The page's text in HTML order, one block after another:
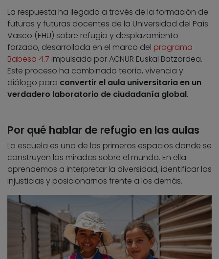
La respuesta ha llegado a través de la formación de
futuros y futuras docentes de la Universidad del País
Vasco (EHU) sobre refugio y desplazamiento
forzado, desarrollada en el marco del programa
Babesa 4.7 impulsado por ACNUR Euskal Batzordea.
Este proceso ha combinado teoría, vivencia y
diálogo para convertir el aula universitaria en un
verdadero laboratorio de ciudadanía global.
Por qué hablar de refugio en las aulas
La escuela es uno de los primeros espacios donde se
construyen las miradas sobre el mundo. En ella
aprendemos a interpretar la diversidad, identificar las
injusticias y posicionarnos frente a los demás.